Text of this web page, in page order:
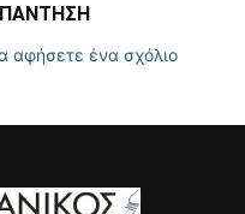
αφήσετε ένα σχόλιο